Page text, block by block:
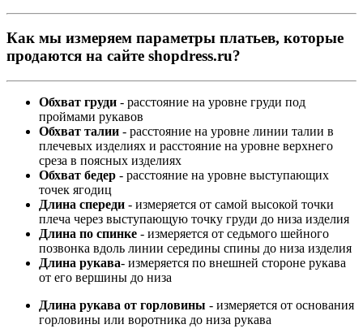
Как мы измеряем параметры платьев, которые
продаются на сайте shopdress.ru?
Обхват груди - расстояние на уровне груди под
проймами рукавов
Обхват талии - расстояние на уровне линии талии в
плечевых изделиях и расстояние на уровне верхнего
среза в поясных изделиях
Обхват бедер - расстояние на уровне выступающих
точек ягодиц
Длина спереди - измеряется от самой высокой точки
плеча через выступающую точку груди до низа изделия
Длина по спинке - измеряется от седьмого шейного
позвонка вдоль линии середины спины до низа изделия
Длина рукава- измеряется по внешней стороне рукава
от его вершины до низа
Длина рукава от горловины - измеряется от основания
горловины или воротника до низа рукава